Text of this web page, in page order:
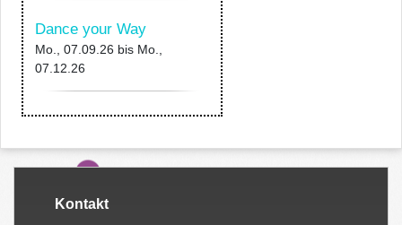
Dance your Way
Mo., 07.09.26 bis Mo.,
07.12.26
Kontakt